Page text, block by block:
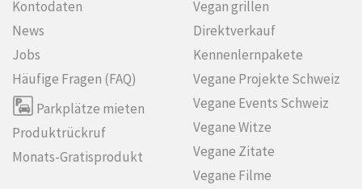
Kontodaten
News
Jobs
Häufige Fragen (FAQ)
Parkplätze mieten
Produktrückruf
Monats-Gratisprodukt
Vegan grillen
Direktverkauf
Kennenlern­pakete
Vegane Projekte Schweiz
Vegane Events Schweiz
Vegane Witze
Vegane Zitate
Vegane Filme